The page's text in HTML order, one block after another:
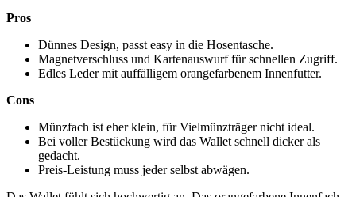
Pros
Dünnes Design, passt easy in die Hosentasche.
Magnetverschluss und Kartenauswurf für schnellen Zugriff.
Edles Leder mit auffälligem orangefarbenem Innenfutter.
Cons
Münzfach ist eher klein, für Vielmünzträger nicht ideal.
Bei voller Bestückung wird das Wallet schnell dicker als
gedacht.
Preis-Leistung muss jeder selbst abwägen.